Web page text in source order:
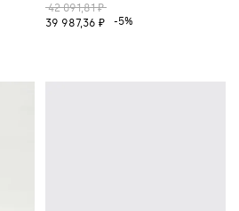
42 091,81 ₽
39 987,36 ₽
-5%